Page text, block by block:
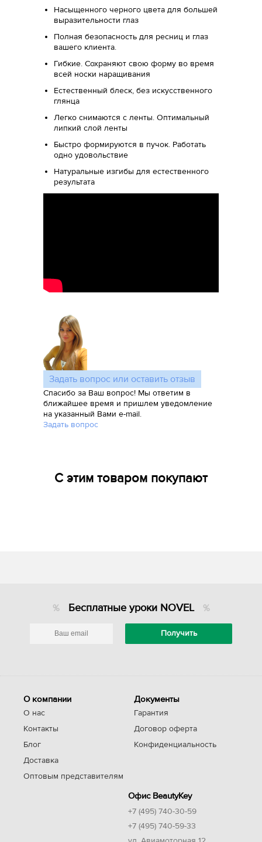
Насыщенного черного цвета для большей
выразительности глаз
Полная безопасность для ресниц и глаз
вашего клиента.
Гибкие. Сохраняют свою форму во время
всей носки наращивания
Естественный блеск, без искусственного
глянца
Легко снимаются с ленты. Оптимальный
липкий слой ленты
Быстро формируются в пучок. Работать
одно удовольствие
Натуральные изгибы для естественного
результата
Задать вопрос или оставить отзыв
Спасибо за Ваш вопрос! Мы ответим в
ближайшее время и пришлем уведомление
на указанный Вами e-mail.
Задать вопрос
С этим товаром покупают
Бесплатные уроки NOVEL
О компании
О нас
Контакты
Блог
Доставка
Оптовым представителям
Документы
Гарантия
Договор оферта
Конфиденциальность
Офис BeautyKey
+7 (495) 740-30-59
+7 (495) 740-59-33